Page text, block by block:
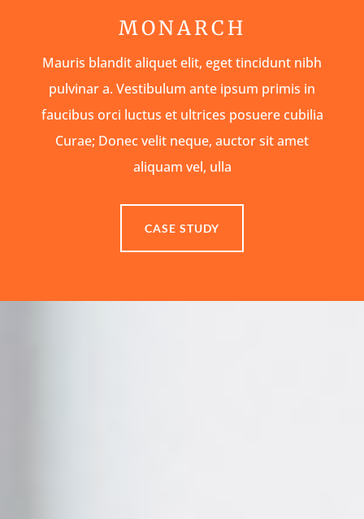
MONARCH
Mauris blandit aliquet elit, eget tincidunt nibh
pulvinar a. Vestibulum ante ipsum primis in
faucibus orci luctus et ultrices posuere cubilia
Curae; Donec velit neque, auctor sit amet
aliquam vel, ulla
CASE STUDY